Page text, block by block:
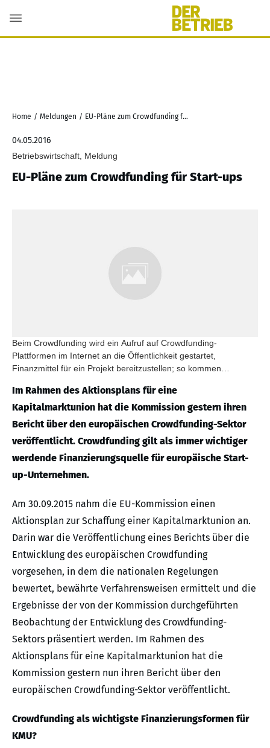
Home / Meldungen / EU-Pläne zum Crowdfunding für Start-ups
04.05.2016
Betriebswirtschaft, Meldung
EU-Pläne zum Crowdfunding für Start-ups
Beim Crowdfunding wird ein Aufruf auf Crowdfunding-
Plattformen im Internet an die Öffentlichkeit gestartet,
Finanzmittel für ein Projekt bereitzustellen; so kommen
Im Rahmen des Aktionsplans für eine
Kapitalmarktunion hat die Kommission gestern ihren
Bericht über den europäischen Crowdfunding-Sektor
veröffentlicht. Crowdfunding gilt als immer wichtiger
werdende Finanzierungsquelle für europäische Start-
up-Unternehmen.
Am 30.09.2015 nahm die EU-Kommission einen
Aktionsplan zur Schaffung einer Kapitalmarktunion an.
Darin war die Veröffentlichung eines Berichts über die
Entwicklung des europäischen Crowdfunding
vorgesehen, in dem die nationalen Regelungen
bewertet, bewährte Verfahrensweisen ermittelt und die
Ergebnisse der von der Kommission durchgeführten
Beobachtung der Entwicklung des Crowdfunding-
Sektors präsentiert werden. Im Rahmen des
Aktionsplans für eine Kapitalmarktunion hat die
Kommission gestern nun ihren Bericht über den
europäischen Crowdfunding-Sektor veröffentlicht.
Crowdfunding als wichtigste Finanzierungsformen für
KMU?